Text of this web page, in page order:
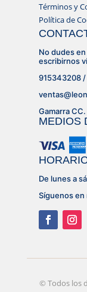
Términos y
Política de
No dudes
escribirnos
915343208
Gamarra CC.
MEDIOS
De lunes a
Síguenos
©© Todos los